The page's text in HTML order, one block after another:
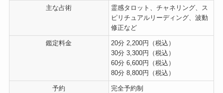
主な占術
霊感タロット、チャネリング、ス
ピリチュアルリーディング、波動
修正など
鑑定料金
20分 2,200円（税込）
30分 3,300円（税込）
60分 6,600円（税込）
80分 8,800円（税込）
予約 完全予約制